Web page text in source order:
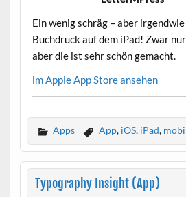
Ein wenig schräg – aber
Buchdruck auf dem iPad! Zwar
aber die ist sehr schön gemacht.
im Apple App Store ansehen
Apps App, iOS, iPad,
Typography Insight (App)